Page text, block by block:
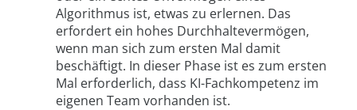
Algorithmus ist, etwas zu erlernen. Das
erfordert ein hohes Durchhaltevermögen,
wenn man sich zum ersten Mal damit
beschäftigt. In dieser Phase ist es zum ersten
Mal erforderlich, dass KI-Fachkompetenz im
eigenen Team vorhanden ist.